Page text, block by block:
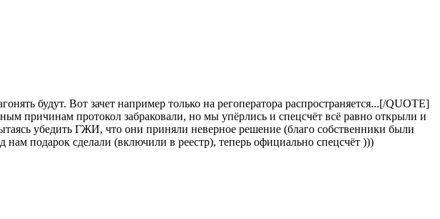
будут. Вот зачет например только на регоператора распространяется...[/QUOTE]
причинам протокол забраковали, но мы упёрлись и спецсчёт всё равно открыли и
убедить ГЖИ, что они приняли неверное решение (благо собственники были
подарок сделали (включили в реестр), теперь официально спецсчёт )))